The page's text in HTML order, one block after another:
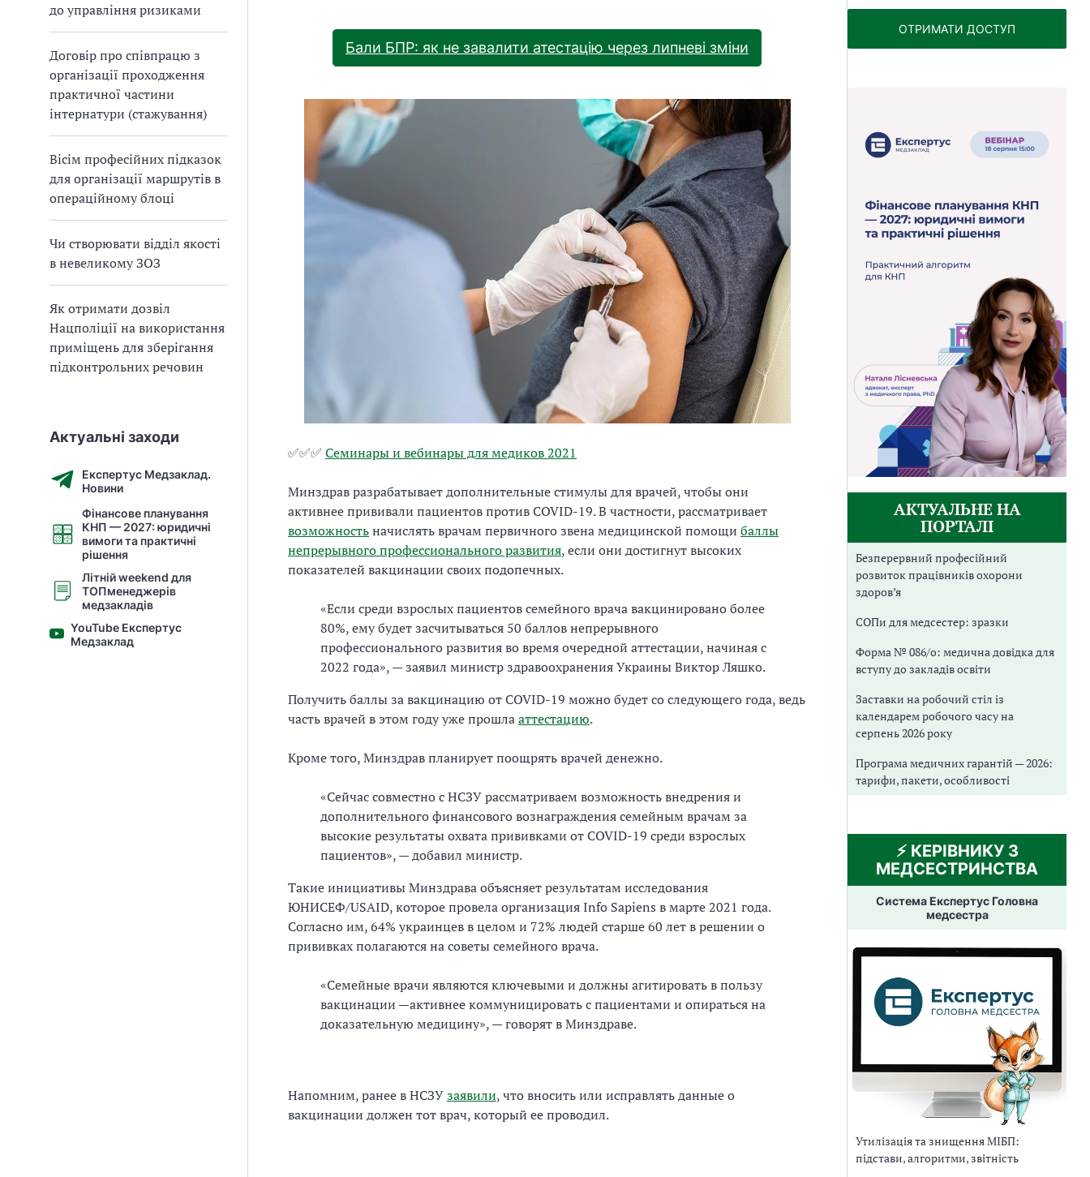
до управління ризиками
Договір про співпрацю з
організації проходження
практичної частини
інтернатури (стажування)
Вісім професійних підказок
для організації маршрутів в
операційному блоці
Чи створювати відділ якості
в невеликому ЗОЗ
Як отримати дозвіл
Нацполіції на використання
приміщень для зберігання
підконтрольних речовин
Актуальні заходи
Експертус Медзаклад.
Новини
Фінансове планування
КНП — 2027: юридичні
вимоги та практичні
рішення
Літній weekend для
ТОПменеджерів
медзакладів
YouTube Експертус
Медзаклад
Бали БПР: як не завалити атестацію через липневі зміни
✅✅✅ Семинары и вебинары для медиков 2021
Минздрав разрабатывает дополнительные стимулы для врачей, чтобы они
активнее прививали пациентов против COVID-19. В частности, рассматривает
возможностьначислять врачам первичного звена медицинской помощи баллы
непрерывного профессионального развития, если они достигнут высоких
показателей вакцинации своих подопечных.
«Если среди взрослых пациентов семейного врача вакцинировано более
80%, ему будет засчитываться 50 баллов непрерывного
профессионального развития во время очередной аттестации, начиная с
2022 года», — заявил министр здравоохранения Украины Виктор Ляшко.
Получить баллы за вакцинацию от COVID-19 можно будет со следующего года, ведь
часть врачей в этом году уже прошлааттестацию.
Кроме того, Минздрав планирует поощрять врачей денежно.
«Сейчас совместно с НСЗУ рассматриваем возможность внедрения и
дополнительного финансового вознаграждения семейным врачам за
высокие результаты охвата прививками от COVID-19 среди взрослых
пациентов», — добавил министр.
Такие инициативы Минздрава объясняет результатам исследования
ЮНИСЕФ/USAID, которое провела организация Info Sapiens в марте 2021 года.
Согласно им, 64% украинцев в целом и 72% людей старше 60 лет в решении о
прививках полагаются на советы семейного врача.
«Семейные врачи являются ключевыми и должны агитировать в пользу
вакцинации —активнее коммуницировать с пациентами и опираться на
доказательную медицину», — говорят в Минздраве.
Напомним, ранее в НСЗУзаявили, что вносить или исправлять данные о
вакцинации должен тот врач, который ее проводил.
ОТРИМАТИ ДОСТУП
АКТУАЛЬНЕ НА
ПОРТАЛІ
Безперервний професійний
розвиток працівників охорони
здоров’я
СОПи для медсестер: зразки
Форма № 086/о: медична довідка для
вступу до закладів освіти
Заставки на робочий стіл із
календарем робочого часу на
серпень 2026 року
Програма медичних гарантій — 2026:
тарифи, пакети, особливості
⚡️ КЕРІВНИКУ З
МЕДСЕСТРИНСТВА
Система Експертус Головна
медсестра
Утилізація та знищення МІБП:
підстави, алгоритми, звітність